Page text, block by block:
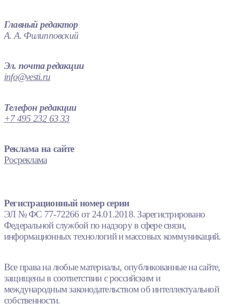
Главный редактор
А. А. Филипповский
Эл. почта редакции
info@vesti.ru
Телефон редакции
+7 495 232 63 33
Реклама на сайте
Росреклама
Регистрационный номер серии
ЭЛ № ФС 77-72266 от 24.01.2018. Зарегистрировано
Федеральной службой по надзору в сфере связи,
информационных технологий и массовых коммуникаций.
Все права на любые материалы, опубликованные на сайте,
защищены в соответствии с российским и
международным законодательством об интеллектуальной
собственности.